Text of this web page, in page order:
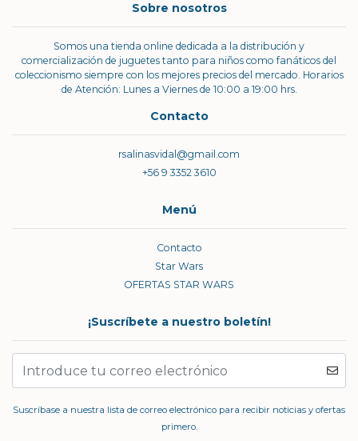
Sobre nosotros
Somos una tienda online dedicada a la distribución y
comercialización de juguetes tanto para niños como fanáticos del
coleccionismo siempre con los mejores precios del mercado. Horarios
de Atención: Lunes a Viernes de 10:00 a 19:00 hrs.
Contacto
rsalinasvidal@gmail.com
+56 9 3352 3610
Menú
Contacto
Star Wars
OFERTAS STAR WARS
¡Suscríbete a nuestro boletín!
Suscríbase a nuestra lista de correo electrónico para recibir noticias y ofertas
primero.